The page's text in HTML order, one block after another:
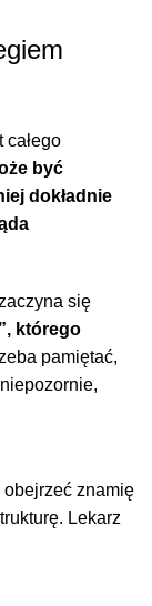
całego
być
dokładnie
się
którego
pamiętać,
znamię
Lekarz